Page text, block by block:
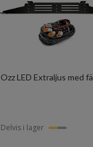
Ozz LED Extraljus med
Delvis i lager